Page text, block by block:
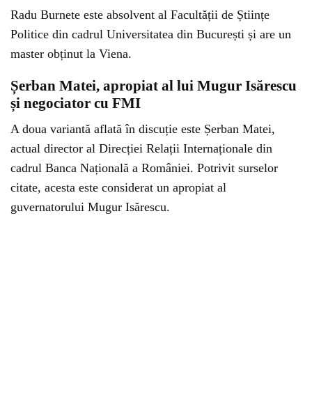
Radu Burnete este absolvent al Facultății de Științe
Politice din cadrul Universitatea din București și are un
master obținut la Viena.
Șerban Matei, apropiat al lui Mugur Isărescu
și negociator cu FMI
A doua variantă aflată în discuție este Șerban Matei,
actual director al Direcției Relații Internaționale din
cadrul Banca Națională a României. Potrivit surselor
citate, acesta este considerat un apropiat al
guvernatorului Mugur Isărescu.